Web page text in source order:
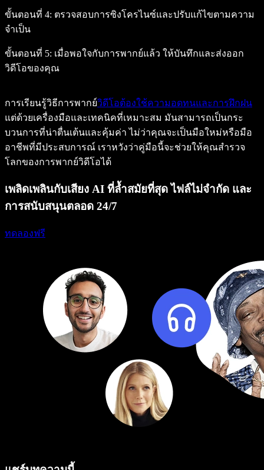
ขั้นตอนที่ 4: ตรวจสอบการซิงโครไนซ์และปรับแก้ไขตามความ
จำเป็น
ขั้นตอนที่ 5: เมื่อพอใจกับการพากย์แล้ว ให้บันทึกและส่งออก
วิดีโอของคุณ
การเรียนรู้วิธีการพากย์วิดีโอต้องใช้ความอดทนและการฝึกฝน
แต่ด้วยเครื่องมือและเทคนิคที่เหมาะสม มันสามารถเป็นกระ
บวนการที่น่าตื่นเต้นและคุ้มค่า ไม่ว่าคุณจะเป็นมือใหม่หรือมือ
อาชีพที่มีประสบการณ์ เราหวังว่าคู่มือนี้จะช่วยให้คุณสำรวจ
โลกของการพากย์วิดีโอได้
เพลิดเพลินกับเสียง AI ที่ล้ำสมัยที่สุด ไฟล์ไม่จำกัด และ
การสนับสนุนตลอด 24/7
ทดลองฟรี